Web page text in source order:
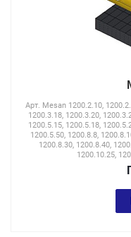
Арт. Mesan 1200.2.10,
1200.3.18, 1200.3.20,
1200.5.15, 1200.5.18,
1200.5.50, 1200.8.8,
1200.8.30, 1200.8.40,
1200.10.25,